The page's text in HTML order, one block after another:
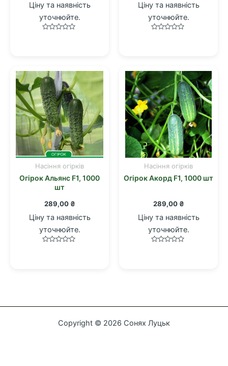
Ціну та наявність
уточнюйте.
Ціну та наявність
уточнюйте.
Насіння огірків
Огірок Альянс F1, 1000
шт
289,00 ₴
Ціну та наявність
уточнюйте.
Насіння огірків
Огірок Акорд F1, 1000 шт
289,00 ₴
Ціну та наявність
уточнюйте.
Copyright © 2026 Сонях Луцьк